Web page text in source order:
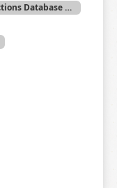
Rekihaku Collection Database (Collections Database of the National Museum of Japanese History)